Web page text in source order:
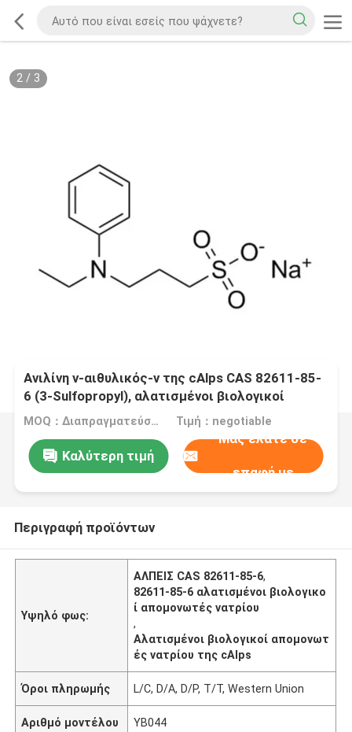
2/ 3
Ανιλίνη ν-αιθυλικός-ν της cAlps CAS 82611-85-
6 (3-Sulfopropyl), αλατισμένοι βιολογικοί
απομονωτές νατρίουMOQ：Διαπραγματεύσιμος Τιμή：negotiable
Καλύτερη τιμή
Μας ελάτε σε
επαφή με
Περιγραφή προϊόντων
Υψηλό φως:
ΑΛΠΕΙΣ CAS 82611-85-6,
82611-85-6 αλατισμένοι βιολογικο
ί απομονωτές νατρίου
,
Αλατισμένοι βιολογικοί απομονωτ
ές νατρίου της cAlps
Όροι πληρωμής L/C, D/A, D/P, T/T, Western Union
Αριθμό μοντέλου YB044